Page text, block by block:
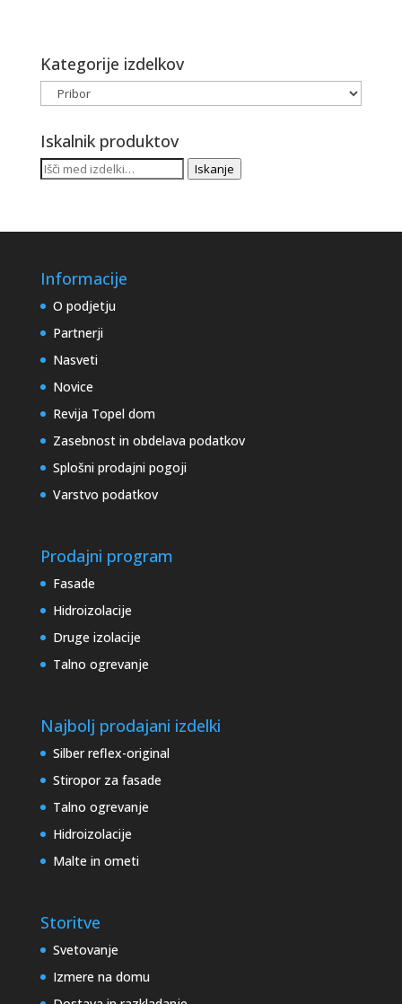
Kategorije izdelkov
Iskalnik produktov
Išči: Iskanje
Informacije
O podjetju
Partnerji
Nasveti
Novice
Revija Topel dom
Zasebnost in obdelava podatkov
Splošni prodajni pogoji
Varstvo podatkov
Prodajni program
Fasade
Hidroizolacije
Druge izolacije
Talno ogrevanje
Najbolj prodajani izdelki
Silber reflex-original
Stiropor za fasade
Talno ogrevanje
Hidroizolacije
Malte in ometi
Storitve
Svetovanje
Izmere na domu